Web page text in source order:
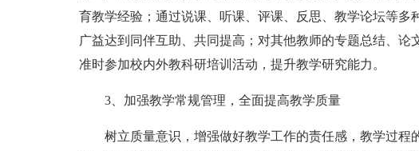
育教学经验；通过说课、听课、评课、反思、教学论坛等多
广益达到同伴互助、共同提高；对其他教师的专题总结、论
准时参加校内外教科研培训活动，提升教学研究能力。
3、加强教学常规管理，全面提高教学质量
树立质量意识，增强做好教学工作的责任感，教学过程